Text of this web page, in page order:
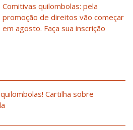
Comitivas quilombolas: pela
promoção de direitos vão começar
em agosto. Faça sua inscrição
Cartilha sobre